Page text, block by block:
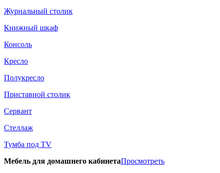
Журнальный столик
Книжный шкаф
Консоль
Кресло
Полукресло
Приставной столик
Сервант
Стеллаж
Тумба под TV
Мебель для домашнего кабинетаПросмотреть